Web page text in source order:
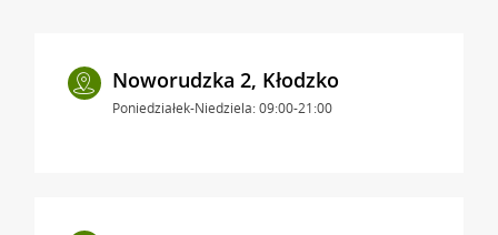
Noworudzka 2, Kłodzko
Poniedziałek-Niedziela: 09:00-21:00